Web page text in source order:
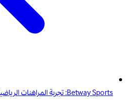
Betway Sports: تجربة المراهنات الرياضية الأفضل على الإنترنت